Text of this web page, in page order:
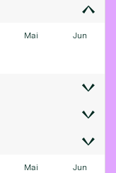
Mai Jun
Mai Jun